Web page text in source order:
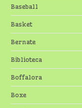
Baseball
Basket
Bernate
Biblioteca
Boffalora
Boxe